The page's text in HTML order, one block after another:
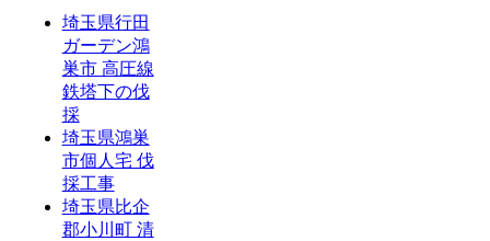
埼玉県行田
ガーデン鴻
巣市 高圧線
鉄塔下の伐
採
埼玉県鴻巣
市個人宅 伐
採工事
埼玉県比企
郡小川町 清